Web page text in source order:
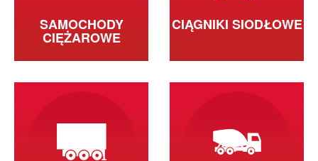
SAMOCHODY
CIĘŻAROWE
CIĄGNIKI SIODŁOWE